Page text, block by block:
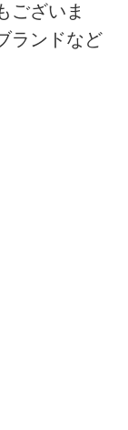
ございま
ランドなど